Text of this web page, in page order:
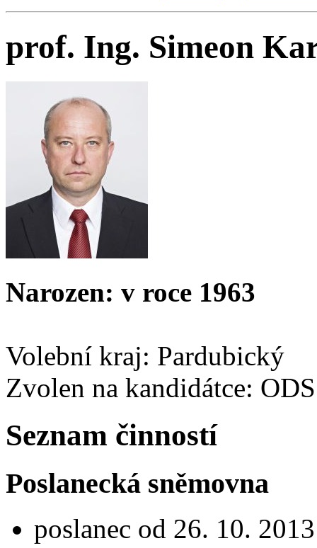
prof. Ing. Simeon
Narozen: v roce 1963
Volební kraj: Pardubický
Zvolen na kandidátce: ODS
Seznam činností
Poslanecká sněmovna
poslanec od 26. 10.